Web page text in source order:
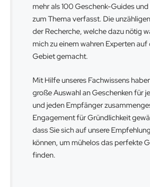
mehr als 100 Geschenk-Guides
zum Thema verfasst. Die
der Recherche, welche dazu nötig
mich zu einem wahren Experten auf
Gebiet gemacht.
Mit Hilfe unseres Fachwissens
große Auswahl an Geschenken für
und jeden Empfänger
Engagement für Gründlichkeit
dass Sie sich auf unsere
können, um mühelos das perfekte
finden.